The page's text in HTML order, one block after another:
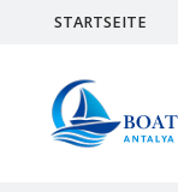
STARTSEITE